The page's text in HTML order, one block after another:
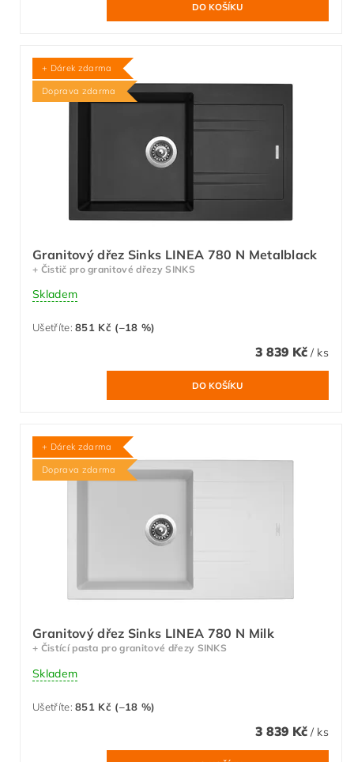
+ Dárek zdarma
Doprava zdarma
Granitový dřez Sinks LINEA 780 N Metalblack
+ Čistič pro granitové dřezy SINKS
Skladem
Ušetříte:851 Kč (–18 %)
3 839 Kč / ks
+ Dárek zdarma
Doprava zdarma
Granitový dřez Sinks LINEA 780 N Milk
+ Čistící pasta pro granitové dřezy SINKS
Skladem
Ušetříte:851 Kč (–18 %)
3 839 Kč / ks